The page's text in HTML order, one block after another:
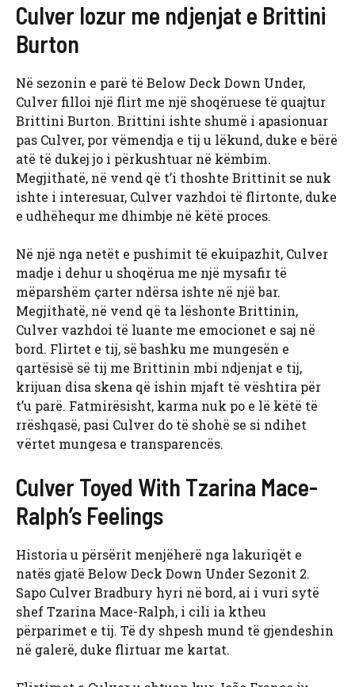
Culver lozur me ndjenjat e Brittini
Burton
Në sezonin e parë të Below Deck Down Under,
Culver filloi një flirt me një shoqëruese të quajtur
Brittini Burton. Brittini ishte shumë i apasionuar
pas Culver, por vëmendja e tij u lëkund, duke e bërë
atë të dukej jo i përkushtuar në këmbim.
Megjithatë, në vend që t’i thoshte Brittinit se nuk
ishte i interesuar, Culver vazhdoi të flirtonte, duke
e udhëhequr me dhimbje në këtë proces.
Në një nga netët e pushimit të ekuipazhit, Culver
madje i dehur u shoqërua me një mysafir të
mëparshëm çarter ndërsa ishte në një bar.
Megjithatë, në vend që ta lëshonte Brittinin,
Culver vazhdoi të luante me emocionet e saj në
bord. Flirtet e tij, së bashku me mungesën e
qartësisë së tij me Brittinin mbi ndjenjat e tij,
krijuan disa skena që ishin mjaft të vështira për
t’u parë. Fatmirësisht, karma nuk po e lë këtë të
rrëshqasë, pasi Culver do të shohë se si ndihet
vërtet mungesa e transparencës.
Culver Toyed With Tzarina Mace-
Ralph’s Feelings
Historia u përsërit menjëherë nga lakuriqët e
natës gjatë Below Deck Down Under Sezonit 2.
Sapo Culver Bradbury hyri në bord, ai i vuri sytë
shef Tzarina Mace-Ralph, i cili ia ktheu
përparimet e tij. Të dy shpesh mund të gjendeshin
në galerë, duke flirtuar me kartat.